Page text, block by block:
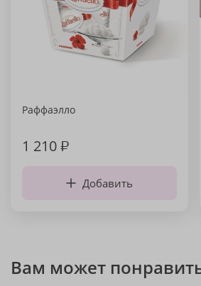
Раффаэлло
1 210₽
Добавить
Вам может